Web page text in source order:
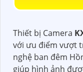
Thiết bị Camera
với ưu điểm vượt
nghệ ban đêm
giúp hình ảnh